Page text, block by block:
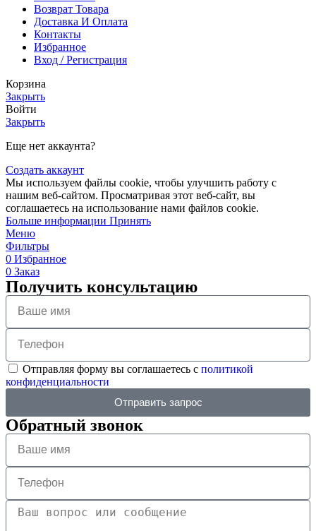
Возврат Товара
Доставка И Оплата
Контакты
Избранное
Вход / Регистрация
Корзина
Закрыть
Войти
Закрыть
Еще нет аккаунта?
Создать аккаунт
Мы используем файлы cookie, чтобы улучшить работу с
нашим веб-сайтом. Просматривая этот веб-сайт, вы
соглашаетесь на использование нами файлов cookie.
Больше информации Принять
Меню
Фильтры
0 Избранное
0 Заказ
Получить консультацию
Отправляя форму вы соглашаетесь с политикой
конфиденциальности
Отправить запрос
Обратный звонок